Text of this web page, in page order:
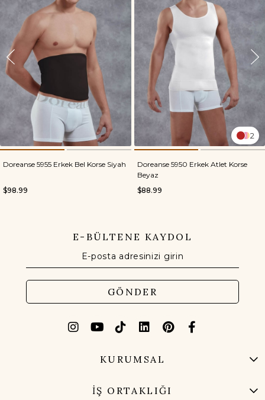
Doreanse 5955 Erkek Bel Korse Siyah
$98.99
2
Doreanse 5950 Erkek Atlet Korse
Beyaz
$88.99
E-BÜLTENE KAYDOL
GÖNDER
KURUMSAL
İŞ ORTAKLIĞI